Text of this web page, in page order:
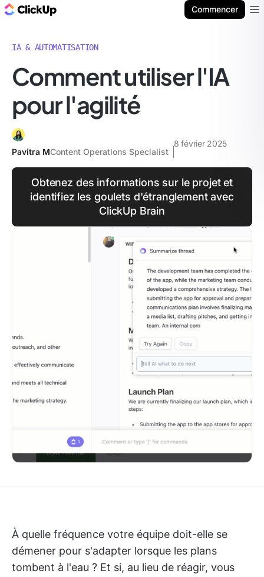
Commencer
IA & AUTOMATISATION
Comment utiliser l'IA
pour l'agilité
Pavitra MContent Operations Specialist
8 février 2025
Obtenez des informations sur le projet et
identifiez les goulets d'étranglement avec
ClickUp Brain
À quelle fréquence votre équipe doit-elle se
démener pour s'adapter lorsque les plans
tombent à l'eau ? Et si, au lieu de réagir, vous